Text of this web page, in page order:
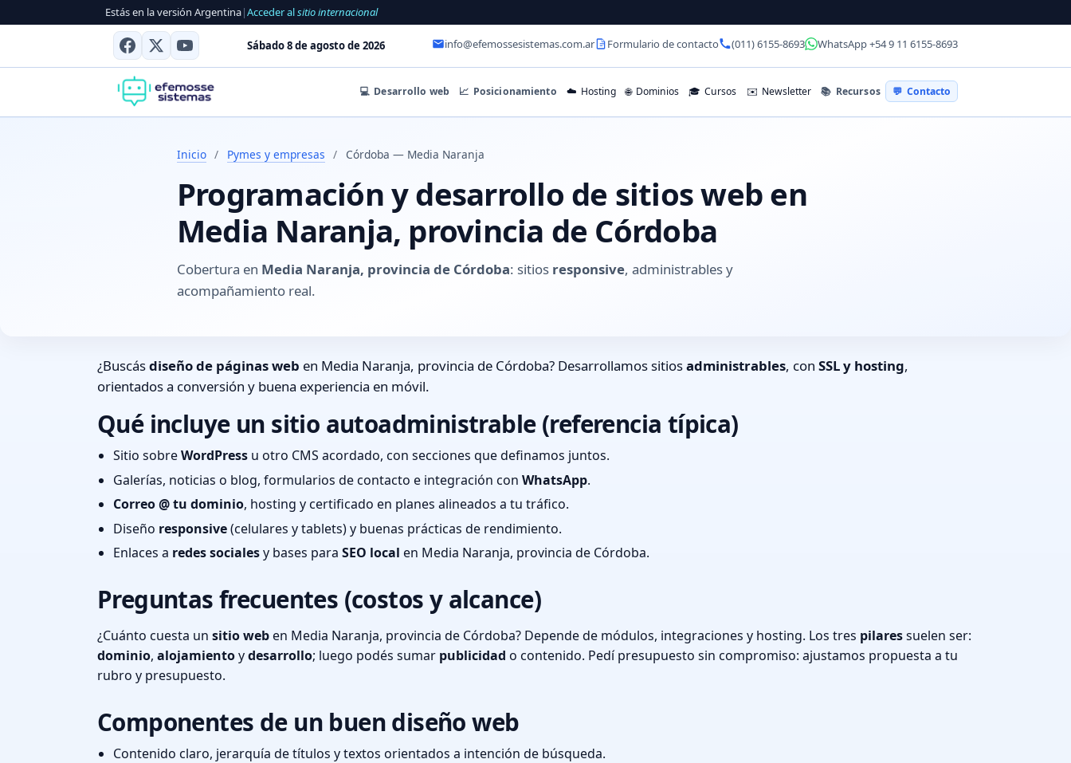
Estás en la versión Argentina|Acceder alsitio internacional
Sábado 8 de agosto de 2026 info@efemossesistemas.com.ar Formulario de contacto (011) 6155-8693 WhatsApp +54 9 11 6155-8693
💻 Desarrollo web 📈 Posicionamiento ☁️ Hosting 🌐 Dominios 🎓 Cursos ✉️ Newsletter 📚 Recursos 💬 Contacto
Inicio / Pymes y empresas / Córdoba — Media Naranja
Programación y desarrollo de sitios web en
Media Naranja, provincia de Córdoba
Cobertura en Media Naranja, provincia de Córdoba: sitios responsive, administrables y
acompañamiento real.
¿Buscásdiseño de páginas web en Media Naranja, provincia de Córdoba? Desarrollamos sitiosadministrables, con SSL y hosting,
orientados a conversión y buena experiencia en móvil.
Qué incluye un sitio autoadministrable (referencia típica)
Sitio sobreWordPress u otro CMS acordado, con secciones que definamos juntos.
Galerías, noticias o blog, formularios de contacto e integración con WhatsApp.
Correo @ tu dominio, hosting y certificado en planes alineados a tu tráfico.
Diseño responsive(celulares y tablets) y buenas prácticas de rendimiento.
Enlaces a redes socialesy bases para SEO local en Media Naranja, provincia de Córdoba.
Preguntas frecuentes (costos y alcance)
¿Cuánto cuesta un sitio weben Media Naranja, provincia de Córdoba? Depende de módulos, integraciones y hosting. Los tres pilaressuelen ser:
dominio, alojamientoydesarrollo; luego podés sumar publicidad o contenido. Pedí presupuesto sin compromiso: ajustamos propuesta a tu
rubro y presupuesto.
Componentes de un buen diseño web
Contenido claro, jerarquía de títulos y textos orientados a intención de búsqueda.